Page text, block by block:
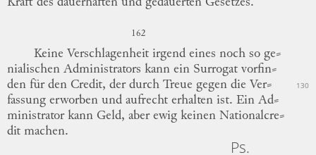
162
Keine Verschlagenheit irgend eines noch so ge⸗
nialischen Administrators kann ein Surrogat vorfin⸗
den für den Credit, der durch Treue gegen die Ver⸗ 130
fassung erworben und aufrecht erhalten ist. Ein Ad⸗
ministratorkann Geld, aber ewig keinen Nationalcre⸗
dit machen.
Ps.